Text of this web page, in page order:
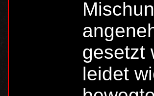
gesetzt
leidet